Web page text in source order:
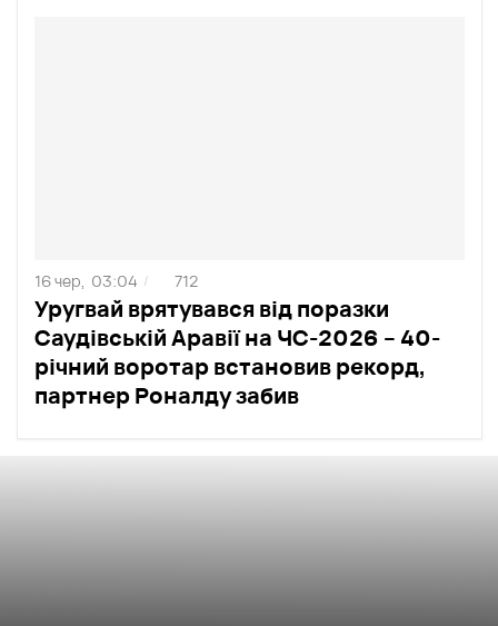
Уругвай врятувався від поразки
Саудівській Аравії на ЧС-2026 – 40-
річний воротар встановив рекорд,
партнер Роналду забив
16 чер, 03:04 / 712